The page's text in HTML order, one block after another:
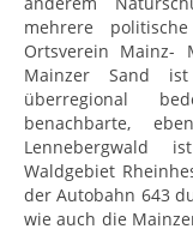
mehrere
Ortsverein Mainz-
Mainzer Sand
überregional
benachbarte,
Lennebergwald
Waldgebiet
der Autobahn 643
wie auch die